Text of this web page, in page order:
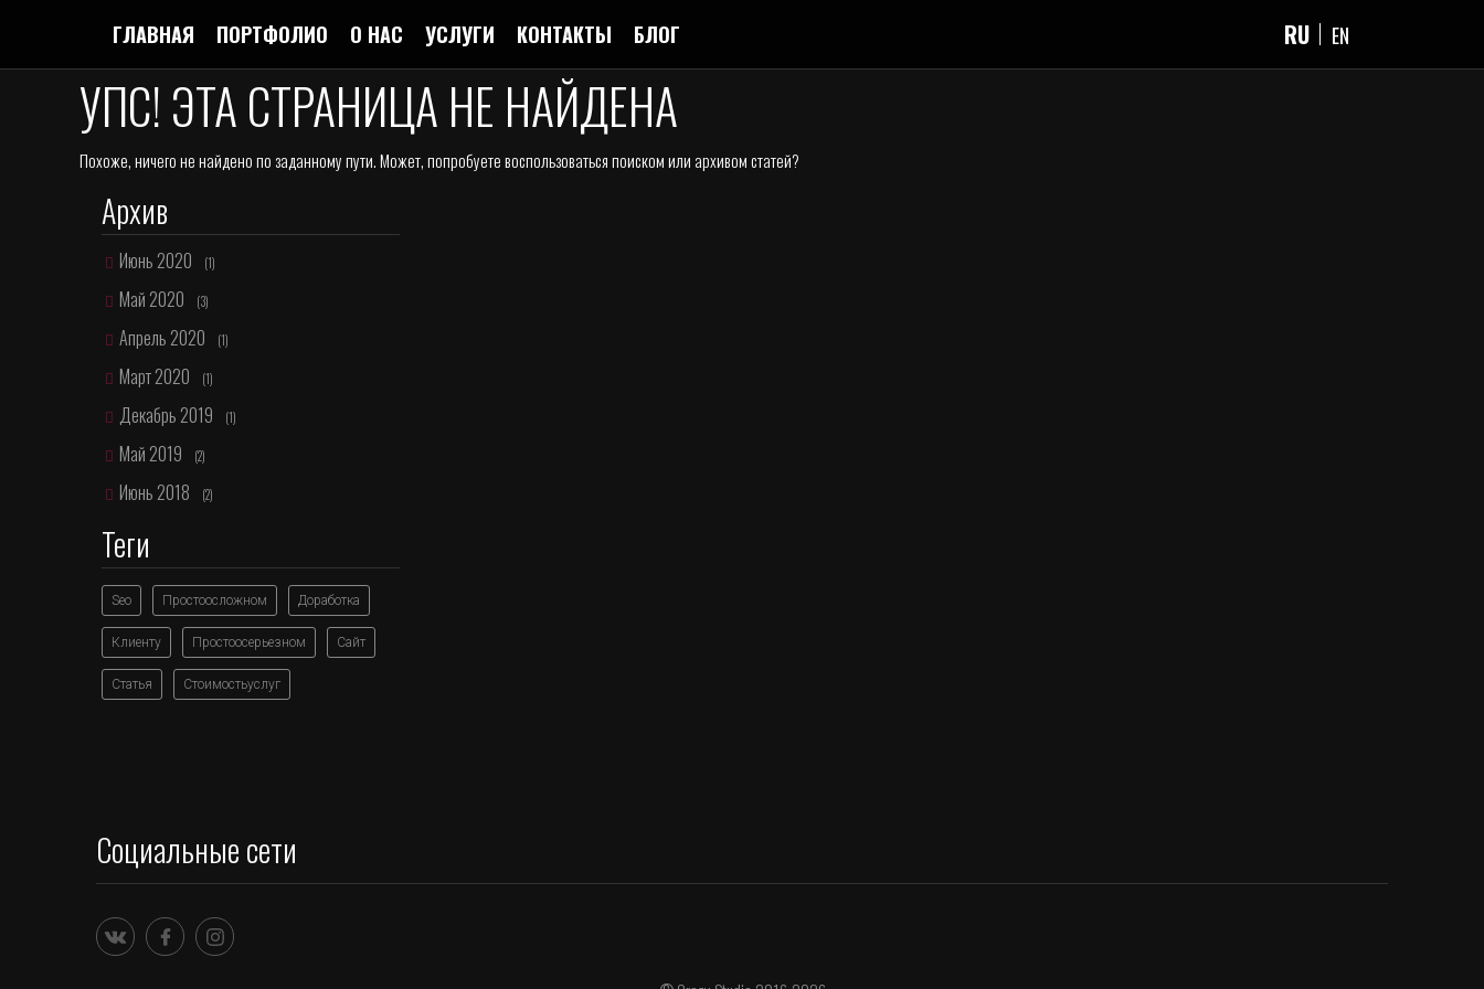
ГЛАВНАЯ ПОРТФОЛИО О НАС УСЛУГИ КОНТАКТЫ БЛОГ RU EN
УПС! ЭТА СТРАНИЦА НЕ НАЙДЕНА
Похоже, ничего не найдено по заданному пути. Может, попробуете воспользоваться поиском или архивом статей?
Архив
Июнь 2020 (1)
Май 2020 (3)
Апрель 2020 (1)
Март 2020 (1)
Декабрь 2019 (1)
Май 2019 (2)
Июнь 2018 (2)
Теги
Seo Простоосложном Доработка
Клиенту Простоосерьезном Сайт
Статья Стоимостьуслуг
Социальные сети